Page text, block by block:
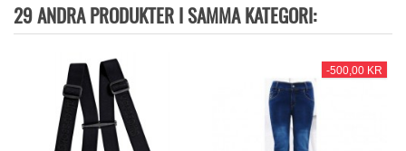
29 ANDRA PRODUKTER I SAMMA KATEGORI:
-500,00 KR